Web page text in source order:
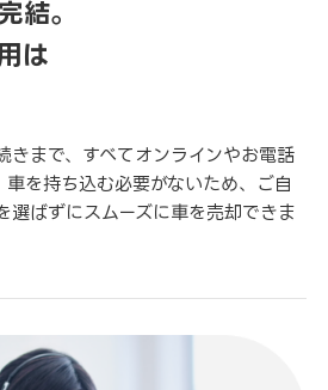
完結。
は
きまで、すべてオンラインやお電話
車を持ち込む必要がないため、ご自
選ばずにスムーズに車を売却できま